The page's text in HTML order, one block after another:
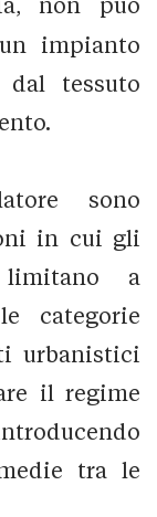
impianto
tessuto
sono
in cui gli
a
categorie
urbanistici
il regime
tra le